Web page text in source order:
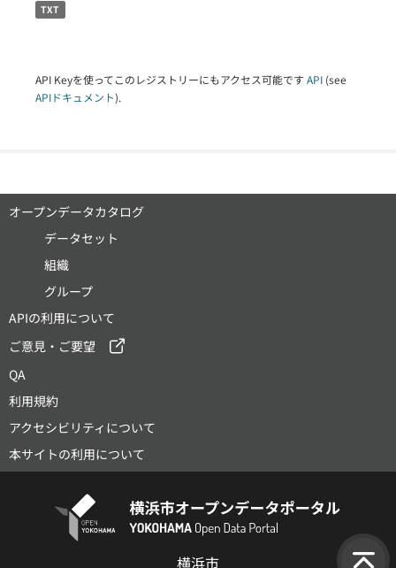
TXT
API Keyを使ってこのレジストリーにもアクセス可能です API (see
APIドキュメント).
オープンデータカタログ
データセット
組織
グループ
APIの利用について
ご意見・ご要望
QA
利用規約
アクセシビリティについて
本サイトの利用について
横浜市